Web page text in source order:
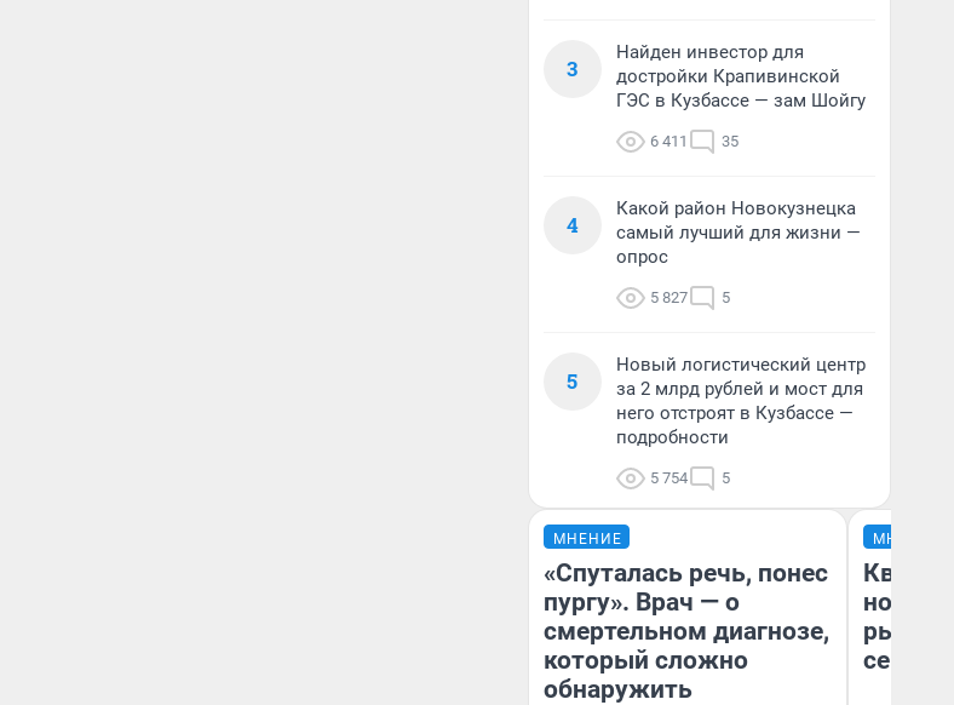
3
Найден инвестор для
достройки Крапивинской
ГЭС в Кузбассе — зам Шойгу
6 411 35
4
Какой район Новокузнецка
самый лучший для жизни —
опрос
5 827 5
5
Новый логистический центр
за 2 млрд рублей и мост для
него отстроят в Кузбассе —
подробности
5 754 5
МНЕНИЕ
«Спуталась речь, понес
пургу». Врач — о
смертельном диагнозе,
который сложно
обнаружить
МНЕНИЕ
но
рынок